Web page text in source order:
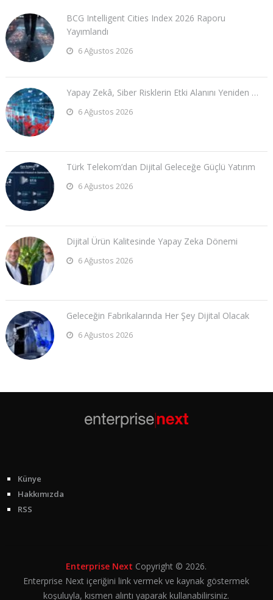
BCG Intelligent Cities Index 2026 Raporu
Yayımlandı
6 Ağustos 2026
Yapay Zekâ, Siber Risklerin Etki Alanını Yeniden …
6 Ağustos 2026
Türk Telekom’dan Dijital Geleceğe Güçlü Yatırım
6 Ağustos 2026
Dijital Ürün Kalitesinde Yapay Zeka Dönemi
6 Ağustos 2026
Geleceğin Fabrikalarında Her Şey Dijital Olacak
6 Ağustos 2026
Künye
Hakkımızda
RSS
Enterprise Next Copyright © 2026.
Enterprise Next içeriğini link vermek ve kaynak göstermek
koşuluyla, kısmen alıntı yaparak kullanabilirsiniz.